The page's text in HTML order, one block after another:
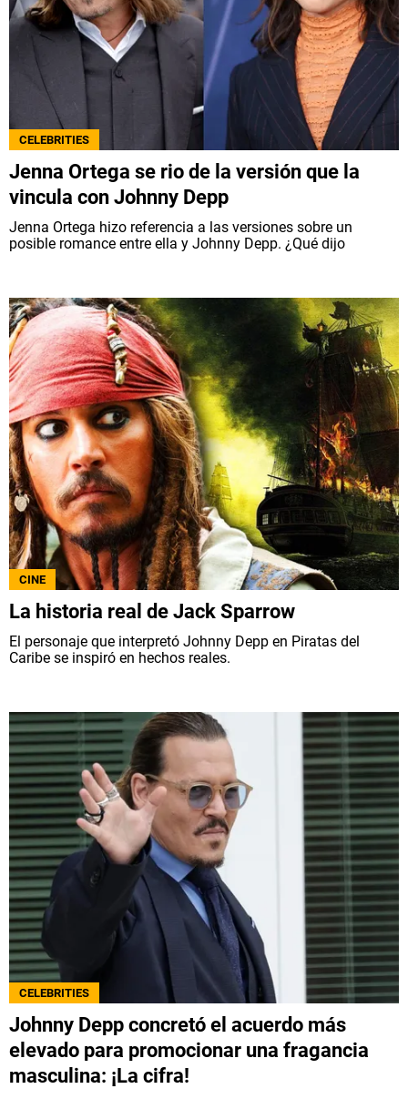
CELEBRITIES
Jenna Ortega se rio de la versión que la
vincula con Johnny Depp
Jenna Ortega hizo referencia a las versiones sobre un
posible romance entre ella y Johnny Depp. ¿Qué dijo
CINE
La historia real de Jack Sparrow
El personaje que interpretó Johnny Depp en Piratas del
Caribe se inspiró en hechos reales.
CELEBRITIES
Johnny Depp concretó el acuerdo más
elevado para promocionar una fragancia
masculina: ¡La cifra!